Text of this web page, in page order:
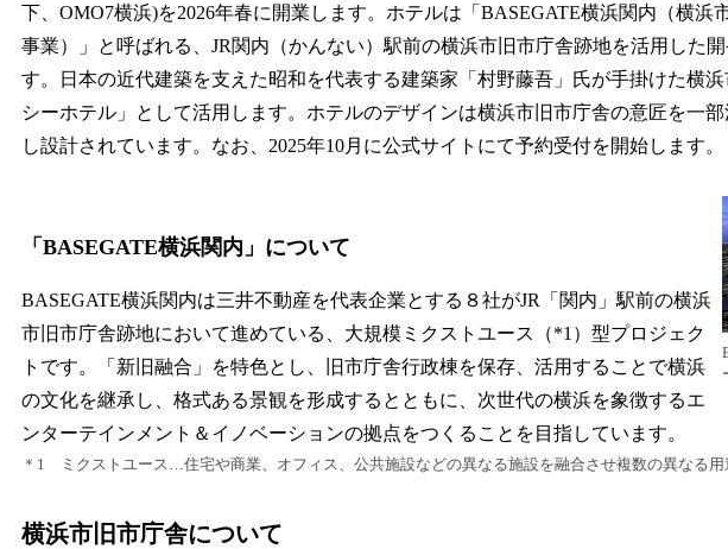
下、OMO7横浜)を2026年春に開業します。ホテルは「BASEGATE横浜関内（横浜
事業）」と呼ばれる、JR関内（かんない）駅前の横浜市旧市庁舎跡地を活用した
す。日本の近代建築を支えた昭和を代表する建築家「村野藤吾」氏が手掛けた横
シーホテル」として活用します。ホテルのデザインは横浜市旧市庁舎の意匠を一
し設計されています。なお、2025年10月に公式サイトにて予約受付を開始します。
「BASEGATE横浜関内」について
BASEGATE横浜関内は三井不動産を代表企業とする８社がJR「関内」駅前の横浜
市旧市庁舎跡地において進めている、大規模ミクストユース（*1）型プロジェク
トです。「新旧融合」を特色とし、旧市庁舎行政棟を保存、活用することで横浜
の文化を継承し、格式ある景観を形成するとともに、次世代の横浜を象徴するエ
ンターテインメント＆イノベーションの拠点をつくることを目指しています。
＊1 ミクストユース…住宅や商業、オフィス、公共施設などの異なる施設を融合させ複数の異なる
横浜市旧市庁舎について